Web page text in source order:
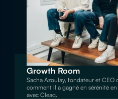
Growth Room
Sacha Azoulay, fondateur et
comment il a gagné en sérénité
avec Cleaq.